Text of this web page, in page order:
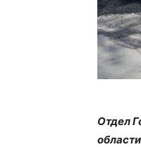
Отдел